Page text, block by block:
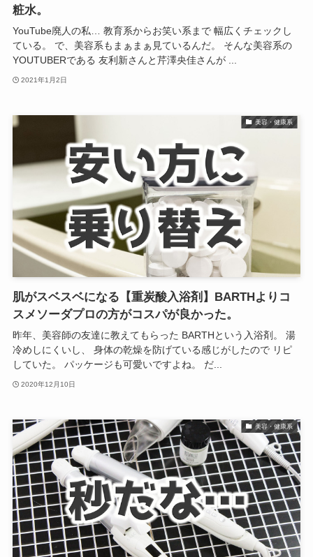
粧水。
YouTube廃人の私… 教育系からお笑い系まで 幅広くチェックし
ている。 で、美容系もまぁまぁ見ているんだ。 そんな美容系の
YOUTUBERである 友利新さんと芹澤央佳さんが ...
2021年1月2日
美容・健康系
肌がスベスベになる【重炭酸入浴剤】BARTHよりコ
スメソーダプロの方がコスパが良かった。
昨年、美容師の友達に教えてもらった BARTHという入浴剤。 湯
冷めしにくいし、 身体の乾燥を防げている感じがしたので リピ
していた。 パッケージも可愛いですよね。 だ...
2020年12月10日
美容・健康系